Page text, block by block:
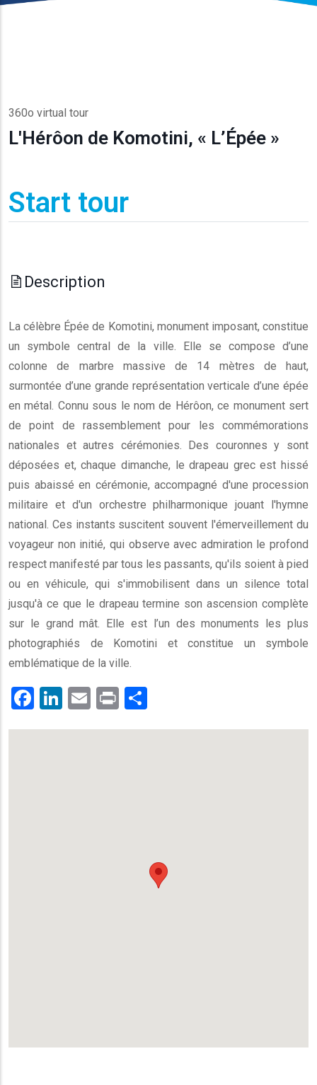
360o virtual tour
L'Hérôon de Komotini, « L’Épée »
Start tour
Description
La célèbre Épée de Komotini, monument imposant, constitue
un symbole central de la ville. Elle se compose d’une
colonne de marbre massive de 14 mètres de haut,
surmontée d’une grande représentation verticale d’une épée
en métal. Connu sous le nom de Hérôon, ce monument sert
de point de rassemblement pour les commémorations
nationales et autres cérémonies. Des couronnes y sont
déposées et, chaque dimanche, le drapeau grec est hissé
puis abaissé en cérémonie, accompagné d'une procession
militaire et d'un orchestre philharmonique jouant l'hymne
national. Ces instants suscitent souvent l'émerveillement du
voyageur non initié, qui observe avec admiration le profond
respect manifesté par tous les passants, qu'ils soient à pied
ou en véhicule, qui s'immobilisent dans un silence total
jusqu'à ce que le drapeau termine son ascension complète
sur le grand mât. Elle est l’un des monuments les plus
photographiés de Komotini et constitue un symbole
emblématique de la ville.
Facebook
LinkedIn
Email
Print